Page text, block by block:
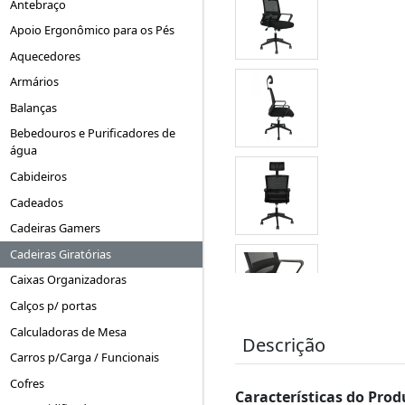
Antebraço
Apoio Ergonômico para os Pés
Aquecedores
Armários
Balanças
Bebedouros e Purificadores de
água
Cabideiros
Cadeados
Cadeiras Gamers
Cadeiras Giratórias
Caixas Organizadoras
Calços p/ portas
Calculadoras de Mesa
Carros p/Carga / Funcionais
Cofres
Descrição
Características do